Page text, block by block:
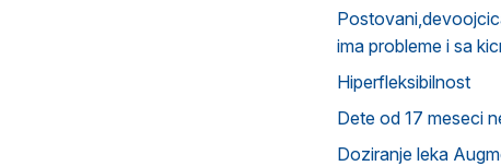
ima probleme i sa
Hiperfleksibilnost
Dete od 17 meseci
Doziranje leka